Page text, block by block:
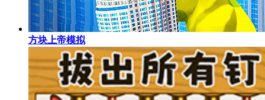
方块上帝模拟